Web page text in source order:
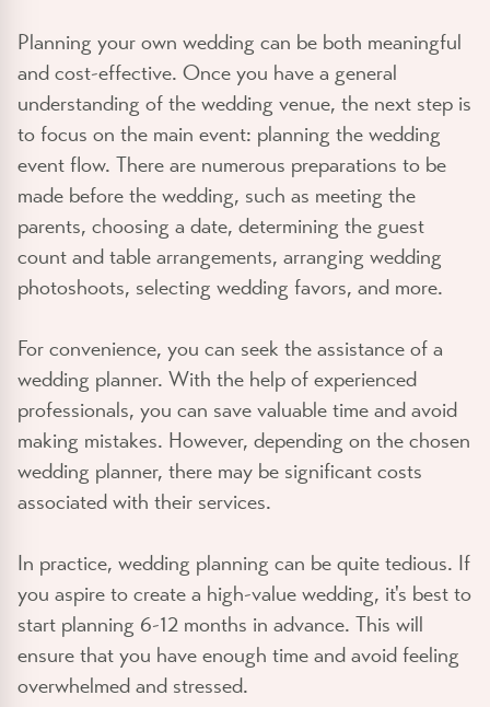
Planning your own wedding can be both meaningful
and cost-effective. Once you have a general
understanding of the wedding venue, the next step is
to focus on the main event: planning the wedding
event flow. There are numerous preparations to be
made before the wedding, such as meeting the
parents, choosing a date, determining the guest
count and table arrangements, arranging wedding
photoshoots, selecting wedding favors, and more.
For convenience, you can seek the assistance of a
wedding planner. With the help of experienced
professionals, you can save valuable time and avoid
making mistakes. However, depending on the chosen
wedding planner, there may be significant costs
associated with their services.
In practice, wedding planning can be quite tedious. If
you aspire to create a high-value wedding, it's best to
start planning 6-12 months in advance. This will
ensure that you have enough time and avoid feeling
overwhelmed and stressed.